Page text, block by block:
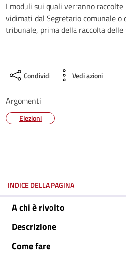
I moduli sui quali verranno raccolte
vidimati dal Segretario comunale o
tribunale, prima della raccolta delle
Condividi Vedi azioni
Argomenti
Elezioni
INDICE DELLA PAGINA
A chi è rivolto
Descrizione
Come fare